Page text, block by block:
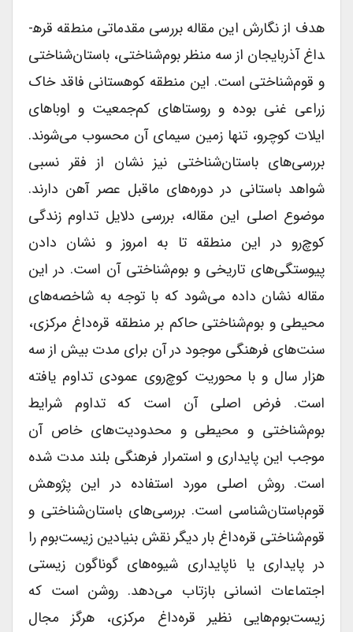
هدف از نگارش این مقاله بررسی مقدماتی منطقه قره­
داغ آذربایجان از سه منظر بوم‌شناختی، باستان‌شناختی
و قوم‌شناختی است. این منطقه کوهستانی فاقد خاک
زراعی غنی بوده و روستاهای کم‌جمعیت و اوباهای
ایلات کوچ­رو، تنها زمین سیمای آن محسوب می‌شوند.
بررسی‌های باستان‌شناختی نیز نشان از فقر نسبی
شواهد باستانی در دوره‌های ماقبل عصر آهن دارند.
موضوع اصلی این مقاله، بررسی دلایل تداوم زندگی
کوچ‌رو در این منطقه تا به امروز و نشان دادن
پیوستگی‌های تاریخی و بوم‌شناختی آن است. در این
مقاله نشان داده می‌شود که با توجه به شاخصه‌های
محیطی و بوم‌شناختی حاکم بر منطقه قره‌داغ مرکزی،
سنت‌های فرهنگی موجود در آن برای مدت بیش از سه
هزار سال و با محوریت کوچ‌روی عمودی تداوم یافته
است. فرض اصلی آن است که تداوم شرایط
بوم‌شناختی و محیطی و محدودیت‌های خاص آن
موجب این پایداری و استمرار فرهنگی بلند مدت شده
است. روش اصلی مورد استفاده در این پژوهش
قوم‌باستان‌شناسی است. بررسی‌های باستان‌شناختی و
قوم‌شناختی قره‌داغ بار دیگر نقش بنیادین زیست‌بوم را
در پایداری یا ناپایداری شیوه‌های گوناگون زیستی
اجتماعات انسانی بازتاب می‌دهد. روشن است که
زیست‌بوم‌هایی نظیر قره‌داغ مرکزی، هرگز مجال